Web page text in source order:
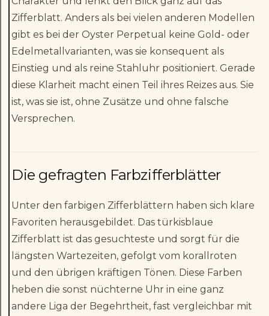
Zifferblatt. Anders als bei vielen anderen Modellen
gibt es bei der Oyster Perpetual keine Gold- oder
Edelmetallvarianten, was sie konsequent als
Einstieg und als reine Stahluhr positioniert. Gerade
diese Klarheit macht einen Teil ihres Reizes aus. Sie
ist, was sie ist, ohne Zusätze und ohne falsche
Versprechen.
Die gefragten Farbzifferblätter
Unter den farbigen Zifferblättern haben sich klare
Favoriten herausgebildet. Das türkisblaue
Zifferblatt ist das gesuchteste und sorgt für die
längsten Wartezeiten, gefolgt vom korallroten
und den übrigen kräftigen Tönen. Diese Farben
heben die sonst nüchterne Uhr in eine ganz
andere Liga der Begehrtheit, fast vergleichbar mit